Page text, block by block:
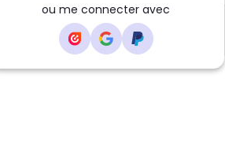
ou me connecter avec